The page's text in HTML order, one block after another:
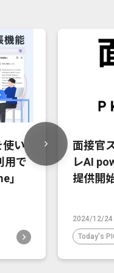
使い
用で
」
面接官
レAI
提供開
2024/12/24
Today's